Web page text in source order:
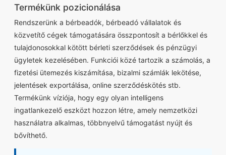
Termékünk pozicionálása
Rendszerünk a bérbeadók, bérbeadó vállalatok és
közvetítő cégek támogatására összpontosít a bérlőkkel és
tulajdonosokkal kötött bérleti szerződések és pénzügyi
ügyletek kezelésében. Funkciói közé tartozik a számolás, a
fizetési ütemezés kiszámítása, bizalmi számlák lekötése,
jelentések exportálása, online szerződéskötés stb.
Termékünk víziója, hogy egy olyan intelligens
ingatlankezelő eszközt hozzon létre, amely nemzetközi
használatra alkalmas, többnyelvű támogatást nyújt és
bővíthető.